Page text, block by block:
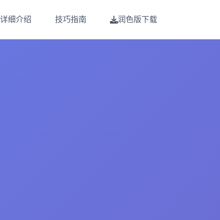
详细介绍 技巧指南 润色版下载